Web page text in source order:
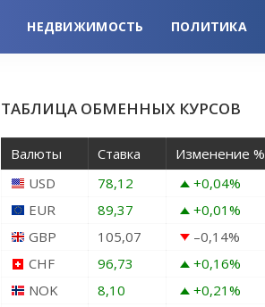
НЕДВИЖИМОСТЬ ПОЛИТИКА
ТАБЛИЦА ОБМЕННЫХ КУРСОВ
Валюты Ставка
Изменение %
USD
78,12 +0,04%
EUR
89,37 +0,01%
GBP
105,07 –0,14%
CHF
96,73 +0,16%
NOK
8,10 +0,21%